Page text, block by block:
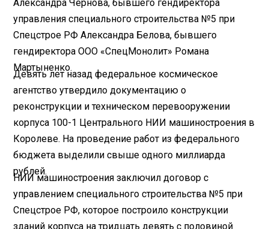
Александра Чернова, бывшего гендиректора
управления специального строительства №5 при
Спецстрое РФ Александра Белова, бывшего
гендиректора ООО «СпецМонолит» Романа
Мартыненко.
Девять лет назад федеральное космическое
агентство утвердило документацию о
реконструкции и техническом перевооружении
корпуса 100-1 Центрального НИИ машиностроения в
Королеве. На проведение работ из федерального
бюджета выделили свыше одного миллиарда
рублей.
НИИ машиностроения заключил договор с
управлением специального строительства №5 при
Спецстрое РФ, которое построило конструкции
зданий корпуса на тридцать девять с половиной